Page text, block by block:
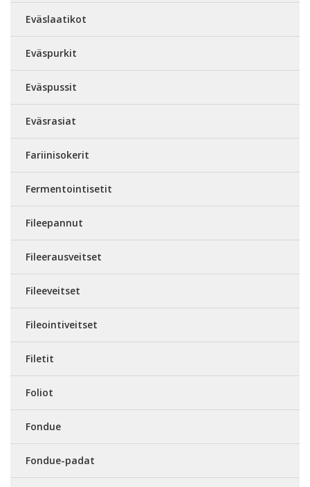
Eväslaatikot
Eväspurkit
Eväspussit
Eväsrasiat
Fariinisokerit
Fermentointisetit
Fileepannut
Fileerausveitset
Fileeveitset
Fileointiveitset
Filetit
Foliot
Fondue
Fondue-padat